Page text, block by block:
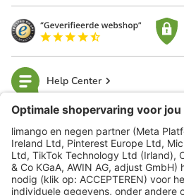
Help Center
limango
Veilig winkelen